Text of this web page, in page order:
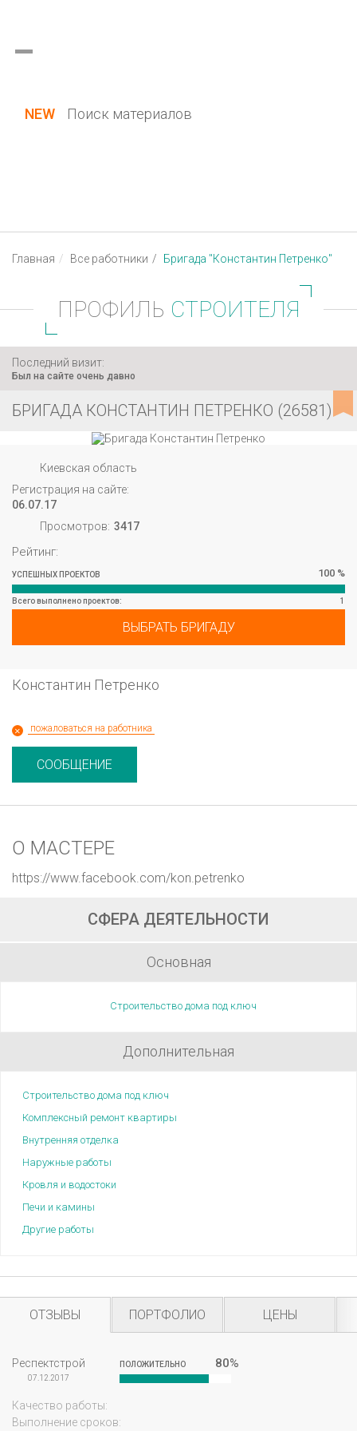
NEW Поиск материалов
Главная Все работники Бригада "Константин Петренко"
ПРОФИЛЬ СТРОИТЕЛЯ
Последний визит:
Был на сайте очень давно
БРИГАДА КОНСТАНТИН ПЕТРЕНКО (26581)
Киевская область
Регистрация на сайте:
06.07.17
Просмотров: 3417
Рейтинг:
100 %
УСПЕШНЫХ ПРОЕКТОВ
Вcего выполнено проектов: 1
ВЫБРАТЬ БРИГАДУ
Константин Петренко
пожаловаться на работника
СООБЩЕНИЕ
О МАСТЕРЕ
https://www.facebook.com/kon.petrenko
СФЕРА ДЕЯТЕЛЬНОСТИ
Основная
Строительство дома под ключ
Дополнительная
Строительство дома под ключ
Комплексный ремонт квартиры
Внутренняя отделка
Наружные работы
Кровля и водостоки
Печи и камины
Другие работы
ОТЗЫВЫ ПОРТФОЛИО ЦЕНЫ
80%
ПОЛОЖИТЕЛЬНО
Респектстрой
07.12.2017
Качество работы:
Выполнение сроков: